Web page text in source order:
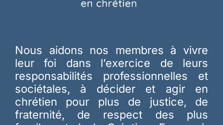
Nous aidons nos membres à vivre
leur foi dans l’exercice de leurs
responsabilités professionnelles et
sociétales, à décider et agir en
chrétien pour plus de justice, de
fraternité, de respect des plus